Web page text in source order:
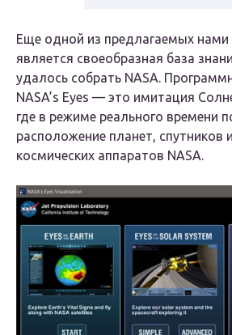
Еще одной из предлагаемых
является своеобразная база
удалось собрать NASA.
NASA’s Eyes — это имитация
где в режиме реального времени
расположение планет, спутников
космических аппаратов NASA.